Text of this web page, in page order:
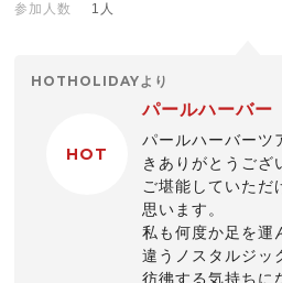
参加人数
1人
HOTHOLIDAYより
HOT
パールハーバー
パールハーバーツ
きありがとうござ
ご堪能していただ
思います。
私も何度か足を運
違うノスタルジッ
彷彿する気持ちに